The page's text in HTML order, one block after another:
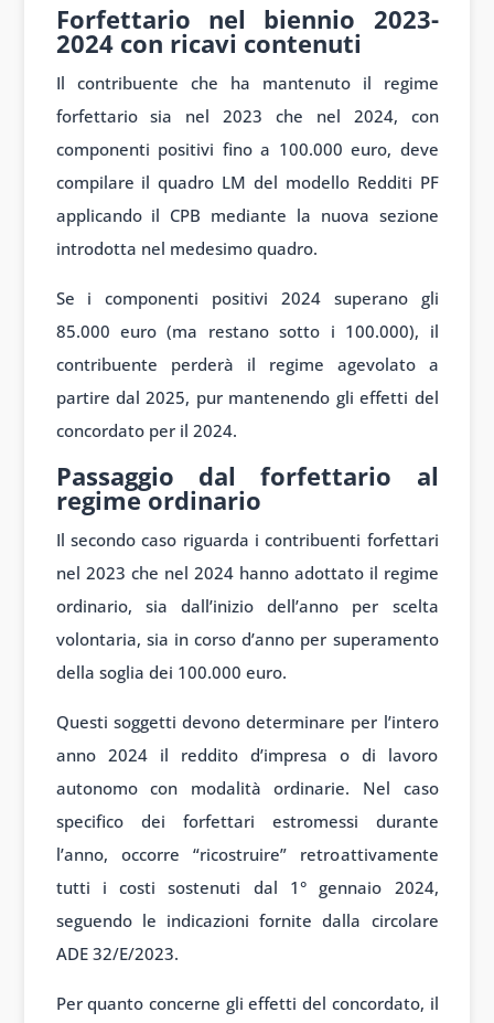
Forfettario nel biennio 2023-
2024 con ricavi contenuti
Il contribuente che ha mantenuto il regime
forfettario sia nel 2023 che nel 2024, con
componenti positivi fino a 100.000 euro, deve
compilare il quadro LM del modello Redditi PF
applicando il CPB mediante la nuova sezione
introdotta nel medesimo quadro.
Se i componenti positivi 2024 superano gli
85.000 euro (ma restano sotto i 100.000), il
contribuente perderà il regime agevolato a
partire dal 2025, pur mantenendo gli effetti del
concordato per il 2024.
Passaggio dal forfettario al
regime ordinario
Il secondo caso riguarda i contribuenti forfettari
nel 2023 che nel 2024 hanno adottato il regime
ordinario, sia dall’inizio dell’anno per scelta
volontaria, sia in corso d’anno per superamento
della soglia dei 100.000 euro.
Questi soggetti devono determinare per l’intero
anno 2024 il reddito d’impresa o di lavoro
autonomo con modalità ordinarie. Nel caso
specifico dei forfettari estromessi durante
l’anno, occorre “ricostruire” retroattivamente
tutti i costi sostenuti dal 1° gennaio 2024,
seguendo le indicazioni fornite dalla circolare
ADE 32/E/2023.
Per quanto concerne gli effetti del concordato, il